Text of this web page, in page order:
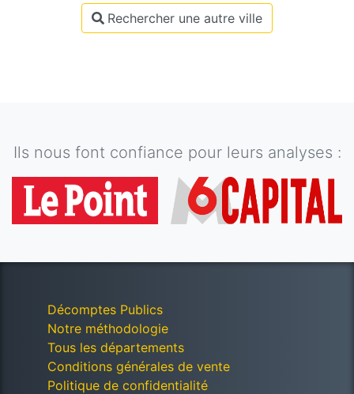
Rechercher une autre ville
Ils nous font confiance pour leurs analyses :
Décomptes Publics
Notre méthodologie
Tous les départements
Conditions générales de vente
Politique de confidentialité